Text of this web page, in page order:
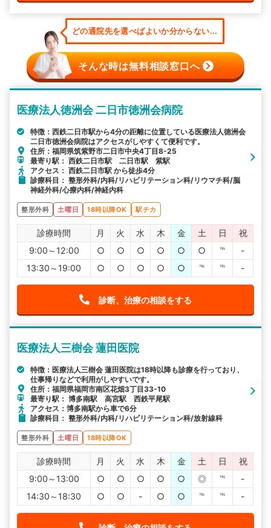
どの通院先を選べばよいか分からない...
そんな時は無料相談窓口へ
医療法人徳洲会 二日市徳洲会病院
特徴：西鉄二日市駅から4分の距離に位置している医療法人徳洲会
二日市徳洲会病院はアクセスがしやすくて便利です。
住所：福岡県筑紫野市二日市中央4丁目8-25
最寄り駅： 西鉄二日市駅 二日市駅 紫駅
アクセス： 西鉄二日市駅 から徒歩4分
診療科目： 整形外科/内科/リハビリテーション科/リウマチ科/脳
神経外科/心療内科/神経内科
整形外科 土曜日 18時以降OK 駅チカ
診療時間 月 火 水 木 金 土 日
祝
9:00～12:00
○ ○ ○ ○ ○ ○ ℡
-
13:30～19:00
○ ○ ○ ○ ○ ℡ ℡ -
診断、治療の相談をする
医療法人三樹会 蓮田医院
特徴：医療法人三樹会 蓮田医院は18時以降も診療を行っており、
仕事帰りなどで利用がしやすいです。
住所：福岡県福岡市南区花畑3丁目33-10
最寄り駅： 博多南駅 高宮駅 西鉄平尾駅
アクセス：博多南駅から車で6分
診療科目： 整形外科/内科/リハビリテーション科/放射線科
整形外科 土曜日 18時以降OK
診療時間 月 火 水 木 金 土 日
祝
9:00～13:00
○ ○ ○ ○ ○ ◎ ℡
-
14:30～18:30
○ ○ - ○ ○ ℡ ℡ -